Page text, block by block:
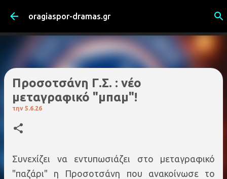
Μετάβαση στο κύριο περιεχόμενο
oragiaspor-dramas.gr
Προσοτσάνη Γ.Σ. : νέο
μεταγραφικό "μπαμ"!
την 5.6.26
Συνεχίζει να εντυπωσιάζει στο μεταγραφικό
"παζάρι" η Προσοτσάνη που ανακοίνωσε το